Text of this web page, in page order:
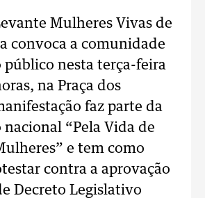
Mulheres Vivas de
convoca a comunidade
público nesta terça-feira
na Praça dos
faz parte da
“Pela Vida de
e tem como
contra a aprovação
Decreto Legislativo